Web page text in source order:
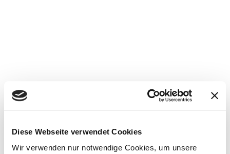
Diese Webseite verwendet Cookies
Wir verwenden nur notwendige Cookies, um unsere